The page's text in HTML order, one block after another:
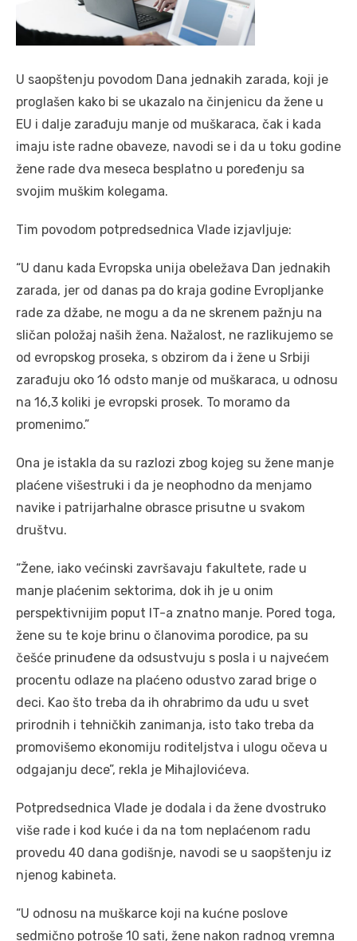
U saopštenju povodom Dana jednakih zarada, koji je
proglašen kako bi se ukazalo na činjenicu da žene u
EU i dalje zarađuju manje od muškaraca, čak i kada
imaju iste radne obaveze, navodi se i da u toku godine
žene rade dva meseca besplatno u poređenju sa
svojim muškim kolegama.
Tim povodom potpredsednica Vlade izjavljuje:
“U danu kada Evropska unija obeležava Dan jednakih
zarada, jer od danas pa do kraja godine Evropljanke
rade za džabe, ne mogu a da ne skrenem pažnju na
sličan položaj naših žena. Nažalost, ne razlikujemo se
od evropskog proseka, s obzirom da i žene u Srbiji
zarađuju oko 16 odsto manje od muškaraca, u odnosu
na 16,3 koliki je evropski prosek. To moramo da
promenimo.”
Ona je istakla da su razlozi zbog kojeg su žene manje
plaćene višestruki i da je neophodno da menjamo
navike i patrijarhalne obrasce prisutne u svakom
društvu.
“Žene, iako većinski završavaju fakultete, rade u
manje plaćenim sektorima, dok ih je u onim
perspektivnijim poput IT-a znatno manje. Pored toga,
žene su te koje brinu o članovima porodice, pa su
češće prinuđene da odsustvuju s posla i u najvećem
procentu odlaze na plaćeno odustvo zarad brige o
deci. Kao što treba da ih ohrabrimo da uđu u svet
prirodnih i tehničkih zanimanja, isto tako treba da
promovišemo ekonomiju roditeljstva i ulogu očeva u
odgajanju dece”, rekla je Mihajlovićeva.
Potpredsednica Vlade je dodala i da žene dvostruko
više rade i kod kuće i da na tom neplaćenom radu
provedu 40 dana godišnje, navodi se u saopštenju iz
njenog kabineta.
“U odnosu na muškarce koji na kućne poslove
sedmično potroše 10 sati, žene nakon radnog vremna